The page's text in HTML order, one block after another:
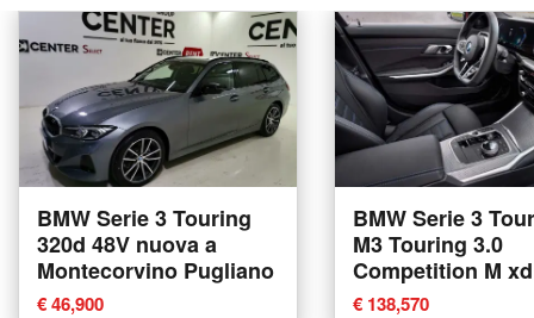
BMW Serie 3 Touring
320d 48V nuova a
Montecorvino Pugliano
€ 46,900
BMW Serie 3
M3 Touring 3.0
Competition M
auto nuova a
€ 138,570